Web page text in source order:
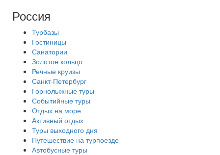
Россия
Турбазы
Гостиницы
Санатории
Золотое кольцо
Речные круизы
Санкт-Петербург
Горнолыжные туры
Событийные туры
Отдых на море
Активный отдых
Туры выходного дня
Путешествие на турпоезде
Автобусные туры